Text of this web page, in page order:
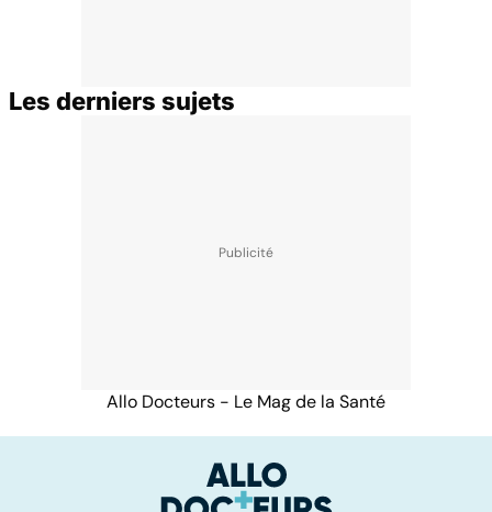
Les derniers sujets
Allo Docteurs - Le Mag de la Santé